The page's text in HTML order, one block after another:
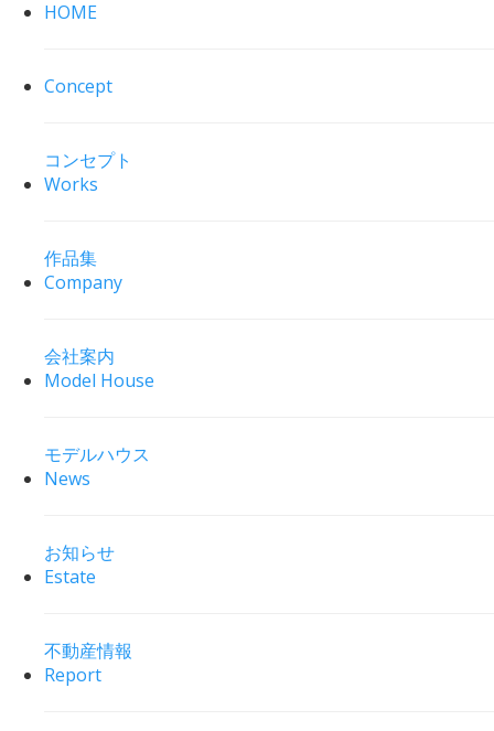
HOME
Concept
コンセプト
Works
作品集
Company
会社案内
Model House
モデルハウス
News
お知らせ
Estate
不動産情報
Report